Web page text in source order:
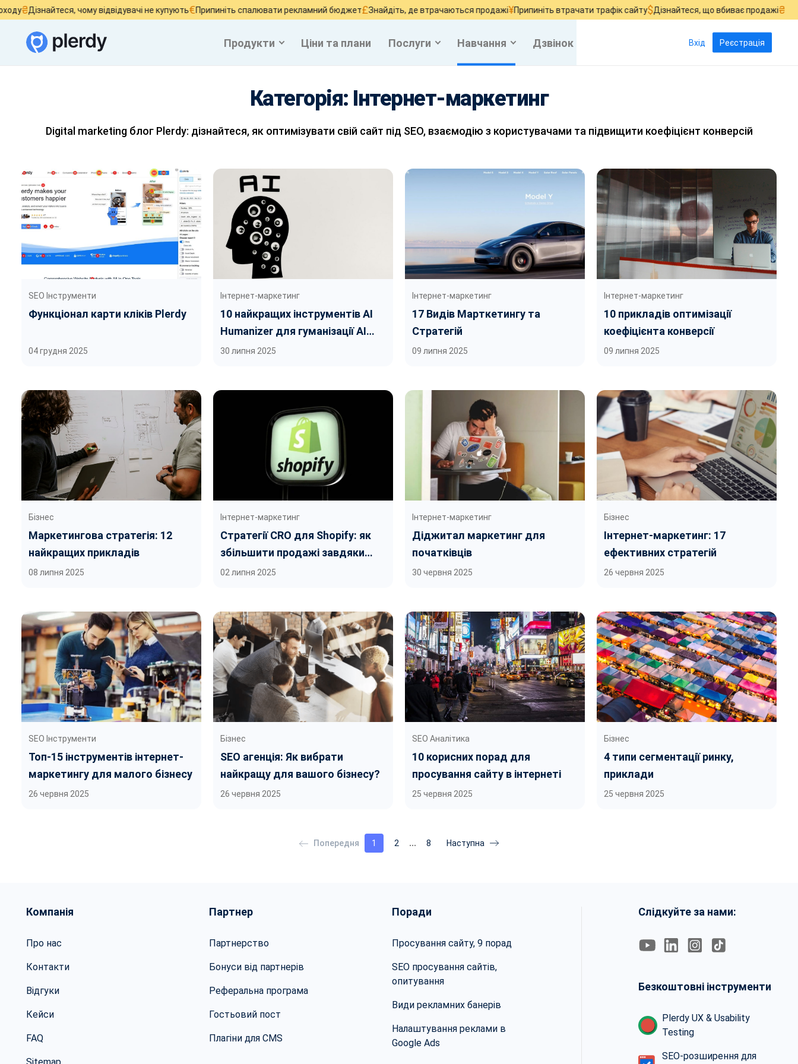
чому відвідувачі не купують€Припиніть спалювати рекламний бюджет£Знайдіть, де втрачаються продажі¥Припиніть втрачати трафік сайту$Дізнайтеся, що вбиває продажі₴
Продукти Ціни та плани Послуги Навчання Дзвінок Вхід Реєстрація
Категорія: Інтернет-маркетинг
Digital marketing блог Plerdy: дізнайтеся, як оптимізувати свій сайт під SEO, взаємодію з користувачами та підвищити коефіцієнт конверсій
SEO Інструменти
Функціонал карти кліків Plerdy
04 грудня 2025
Інтернет-маркетинг
10 найкращих інструментів AI
Humanizer для гуманізації AI
тексту
30 липня 2025
Інтернет-маркетинг
17 Видів Марткетингу та
Стратегій
09 липня 2025
Інтернет-маркетинг
10 прикладів оптимізації
коефіцієнта конверсії
09 липня 2025
Бізнес
Маркетингова стратегія: 12
найкращих прикладів
08 липня 2025
Інтернет-маркетинг
Стратегії CRO для Shopify: як
збільшити продажі завдяки
оптимізації конверсії
02 липня 2025
Інтернет-маркетинг
Діджитал маркетинг для
початківців
30 червня 2025
Бізнес
Інтернет-маркетинг: 17
ефективних стратегій
26 червня 2025
SEO Інструменти
Топ-15 інструментів інтернет-
маркетингу для малого бізнесу
26 червня 2025
Бізнес
SEO агенція: Як вибрати
найкращу для вашого бізнесу?
26 червня 2025
SEO Аналітика
10 корисних порад для
просування сайту в інтернеті
25 червня 2025
Бізнес
4 типи сегментації ринку,
приклади
25 червня 2025
1 2 … 8
Компанія
Про нас
Контакти
Відгуки
Кейси
FAQ
Партнер
Партнерство
Бонуси від партнерів
Реферальна програма
Гостьовий пост
Плагіни для CMS
Поради
Просування сайту, 9 порад
SEO просування сайтів,
опитування
Види рекламних банерів
Налаштування реклами в
Google Ads
Слідкуйте за нами:
Безкоштовні інструменти
Plerdy UX & Usability
Testing
SEO-розширення для